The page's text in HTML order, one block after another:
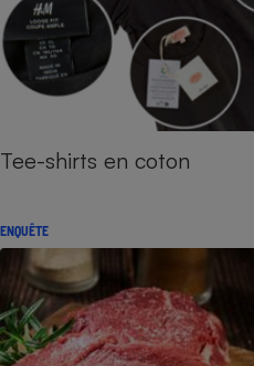
Tee-shirts en coton
ENQUÊTE